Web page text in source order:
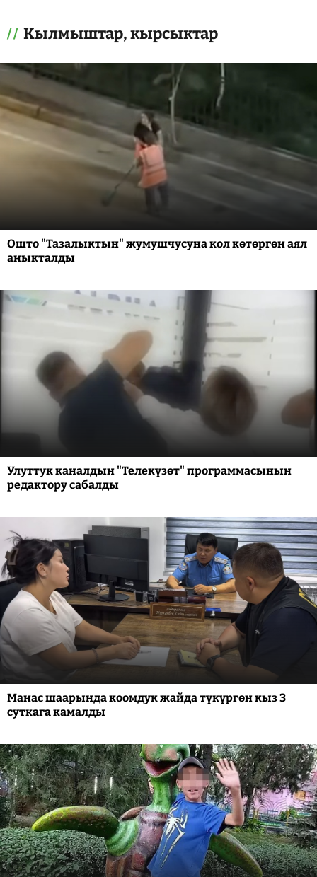
Кылмыштар, кырсыктар
Ошто "Тазалыктын" жумушчусуна кол көтөргөн аял
аныкталды
Улуттук каналдын "Телекүзөт" программасынын
редактору сабалды
Манас шаарында коомдук жайда түкүргөн кыз 3
суткага камалды